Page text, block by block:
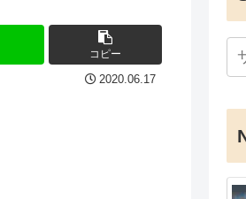
コピー
2020.06.17